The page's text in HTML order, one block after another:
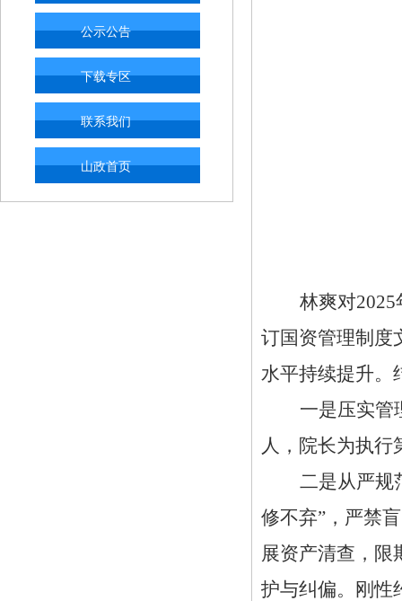
公示公告
下载专区
联系我们
山政首页
林爽对
订国资管理制度
水平持续提升。
一是压实管
人，院长为执行
二是从严规
修不弃”，严禁
展资产清查，限
护与纠偏。刚性